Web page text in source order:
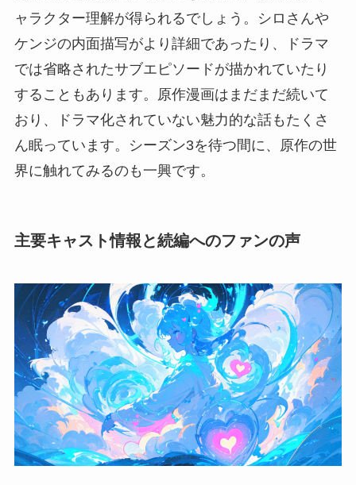
ャラクター理解が得られるでしょう。シロさんや
ケンジの内面描写がより詳細であったり、ドラマ
では省略されたサブエピソードが描かれていたり
することもあります。原作漫画はまだまだ続いて
おり、ドラマ化されていない魅力的な話もたくさ
ん眠っています。シーズン3を待つ間に、原作の世
界に触れてみるのも一興です。
主要キャスト情報と続編へのファンの声